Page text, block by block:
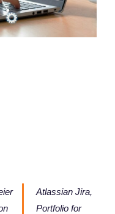
Atlassian Jira,
Portfolio for